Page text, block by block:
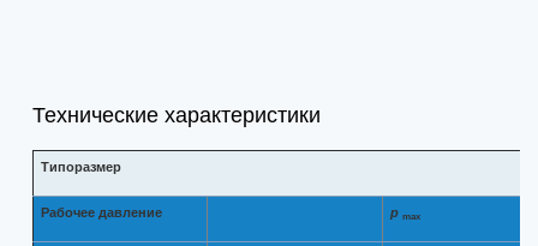
Технические характеристики
Типоразмер
Рабочее давление p max